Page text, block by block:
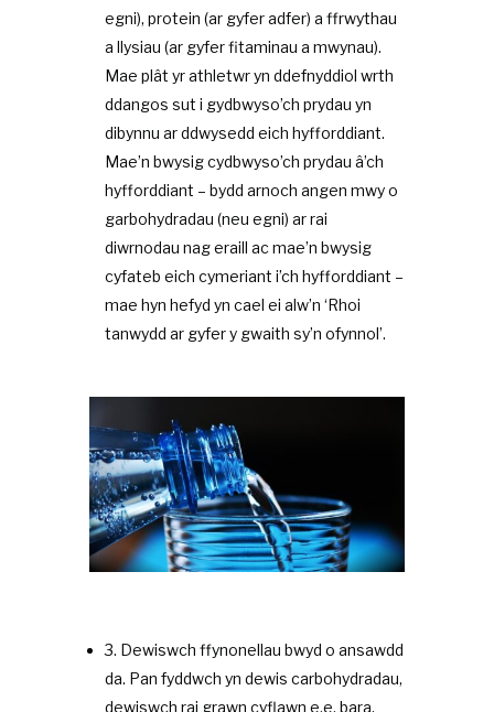
egni), protein (ar gyfer adfer) a ffrwythau
a llysiau (ar gyfer fitaminau a mwynau).
Mae plât yr athletwr yn ddefnyddiol wrth
ddangos sut i gydbwyso’ch prydau yn
dibynnu ar ddwysedd eich hyfforddiant.
Mae’n bwysig cydbwyso’ch prydau â’ch
hyfforddiant – bydd arnoch angen mwy o
garbohydradau (neu egni) ar rai
diwrnodau nag eraill ac mae’n bwysig
cyfateb eich cymeriant i’ch hyfforddiant –
mae hyn hefyd yn cael ei alw’n ‘Rhoi
tanwydd ar gyfer y gwaith sy’n ofynnol’.
3. Dewiswch ffynonellau bwyd o ansawdd
da. Pan fyddwch yn dewis carbohydradau,
dewiswch rai grawn cyflawn e.e. bara,